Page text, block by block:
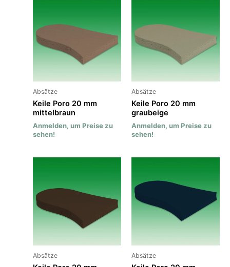
Absätze
Keile Poro 20 mm
mittelbraun
Anmelden, um Preise zu
sehen!
Absätze
Keile Poro 20 mm
graubeige
Anmelden, um Preise zu
sehen!
Absätze Absätze